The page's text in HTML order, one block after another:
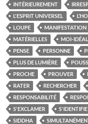
INTÉRIEUREMENT
L'ESPRIT UNIVERSEL
LOUPE
MANIFESTATION
MATÉRIELLES
MOI-
PENSE
PERSONNE
PLUS DE LUMIÈRE
PROCHE
PROUVER
RATER
RECHERCHER
RESPONSABILITÉ
S'EXCLAMER
S'IDENTIFIE
SIDDHA